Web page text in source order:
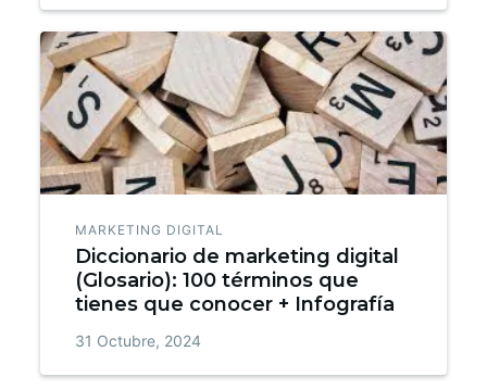
MARKETING DIGITAL
Diccionario de marketing digital
(Glosario): 100 términos que
tienes que conocer + Infografía
31 Octubre, 2024